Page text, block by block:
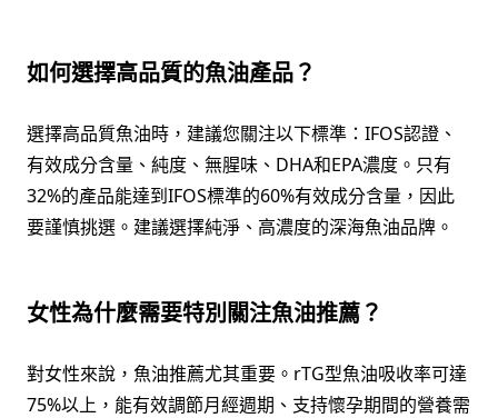
如何選擇高品質的魚油產品？
選擇高品質魚油時，建議您關注以下標準：IFOS認證、
有效成分含量、純度、無腥味、DHA和EPA濃度。只有
32%的產品能達到IFOS標準的60%有效成分含量，因此
要謹慎挑選。建議選擇純淨、高濃度的深海魚油品牌。
女性為什麼需要特別關注魚油推薦？
對女性來說，魚油推薦尤其重要。rTG型魚油吸收率可達
75%以上，能有效調節月經週期、支持懷孕期間的營養需